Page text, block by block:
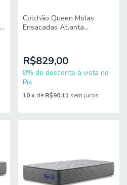
Colchão Queen Molas
Ensacadas Atlanta
R$829,00
8% de desconto à vista no
Pix
10 x de R$90,11 sem juros